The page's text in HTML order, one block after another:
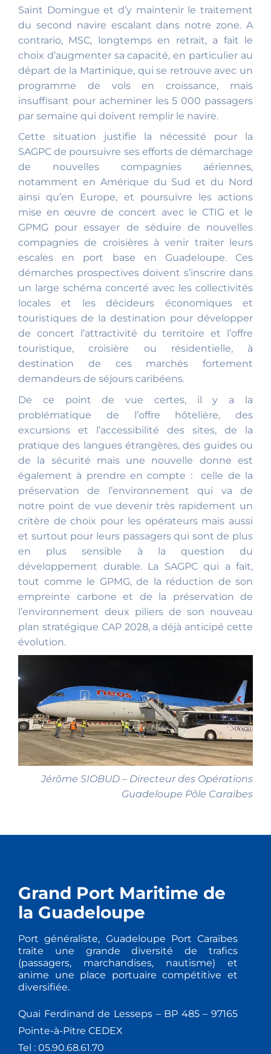
Saint Domingue et d’y maintenir le traitement
du second navire escalant dans notre zone. A
contrario, MSC, longtemps en retrait, a fait le
choix d’augmenter sa capacité, en particulier au
départ de la Martinique, qui se retrouve avec un
programme de vols en croissance, mais
insuffisant pour acheminer les 5 000 passagers
par semaine qui doivent remplir le navire.
Cette situation justifie la nécessité pour la
SAGPC de poursuivre ses efforts de démarchage
de nouvelles compagnies aériennes,
notamment en Amérique du Sud et du Nord
ainsi qu’en Europe, et poursuivre les actions
mise en œuvre de concert avec le CTIG et le
GPMG pour essayer de séduire de nouvelles
compagnies de croisières à venir traiter leurs
escales en port base en Guadeloupe. Ces
démarches prospectives doivent s’inscrire dans
un large schéma concerté avec les collectivités
locales et les décideurs économiques et
touristiques de la destination pour développer
de concert l’attractivité du territoire et l’offre
touristique, croisière ou résidentielle, à
destination de ces marchés fortement
demandeurs de séjours caribéens.
De ce point de vue certes, il y a la
problématique de l’offre hôtelière, des
excursions et l’accessibilité des sites, de la
pratique des langues étrangères, des guides ou
de la sécurité mais une nouvelle donne est
également à prendre en compte : celle de la
préservation de l’environnement qui va de
notre point de vue devenir très rapidement un
critère de choix pour les opérateurs mais aussi
et surtout pour leurs passagers qui sont de plus
en plus sensible à la question du
développement durable. La SAGPC qui a fait,
tout comme le GPMG, de la réduction de son
empreinte carbone et de la préservation de
l’environnement deux piliers de son nouveau
plan stratégique CAP 2028, a déjà anticipé cette
évolution.
Jérôme SIOBUD – Directeur des Opérations
Guadeloupe Pôle Caraïbes
Grand Port Maritime de
la Guadeloupe
Port généraliste, Guadeloupe Port Caraïbes
traite une grande diversité de trafics
(passagers, marchandises, nautisme) et
anime une place portuaire compétitive et
diversifiée.
Quai Ferdinand de Lesseps – BP 485 – 97165
Pointe-à-Pitre CEDEX
Tel : 05.90.68.61.70